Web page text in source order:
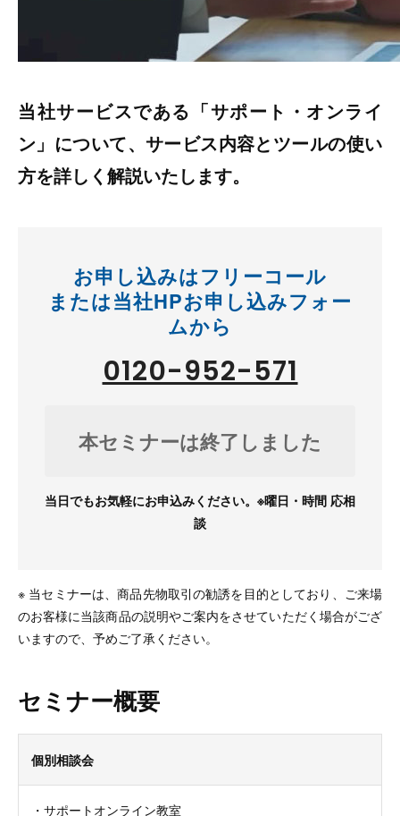
当社サービスである「サポート・オンライ
ン」について、サービス内容とツールの使い
方を詳しく解説いたします。
お申し込みはフリーコール
または当社HPお申し込みフォー
ムから
0120-952-571
本セミナーは終了しました
当日でもお気軽にお申込みください。※曜日・時間 応相
談
※ 当セミナーは、商品先物取引の勧誘を目的としており、ご来場
のお客様に当該商品の説明やご案内をさせていただく場合がござ
いますので、予めご了承ください。
セミナー概要
個別相談会
・サポートオンライン教室